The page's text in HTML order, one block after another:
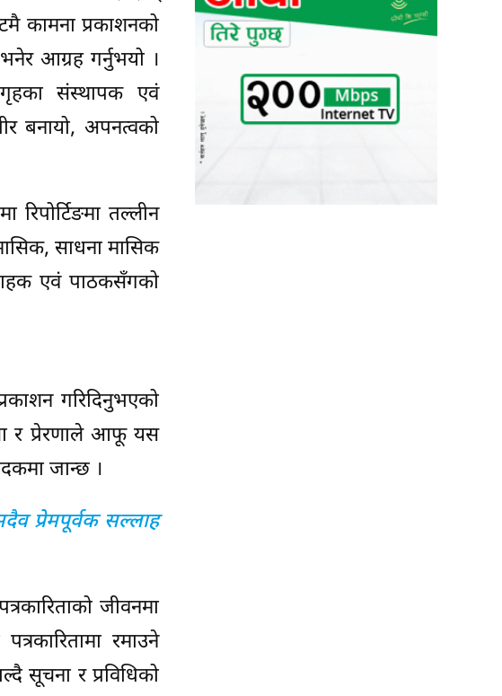
कामना प्रकाशनको
आग्रह गर्नुभयो ।
संस्थापक एवं
बनायो, अपनत्वको
तल्लीन
साधना मासिक
एवं पाठकसँगको
गरिदिनुभएको
र प्रेरणाले आफू यस
जान्छ ।
प्रेमपूर्वक सल्लाह
जीवनमा
रमाउने
सूचना र प्रविधिको